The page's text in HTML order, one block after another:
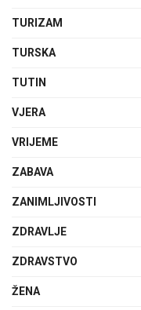
TURIZAM
TURSKA
TUTIN
VJERA
VRIJEME
ZABAVA
ZANIMLJIVOSTI
ZDRAVLJE
ZDRAVSTVO
ŽENA